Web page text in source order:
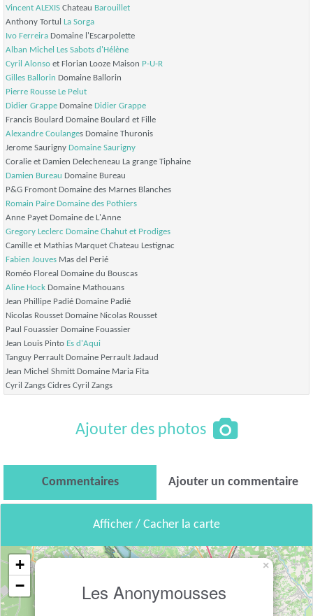
Vincent ALEXIS Chateau Barouillet
Anthony Tortul
La Sorga
Ivo Ferreira Domaine l'Escarpolette
Alban Michel
Les Sabots d'Hélène
Cyril Alonso et Florian Looze Maison P-U-R
Gilles Ballorin Domaine Ballorin
Pierre Rousse Le Pelut
Didier Grappe Domaine Didier Grappe
Francis Boulard Domaine Boulard et Fille
Alexandre Coulanges Domaine Thuronis
Jerome Saurigny Domaine Saurigny
Coralie et Damien Delecheneau La grange Tiphaine
Damien Bureau Domaine Bureau
P&G Fromont Domaine des Marnes Blanches
Romain Paire Domaine des Pothiers
Anne Payet Domaine de L'Anne
Gregory Leclerc Domaine Chahut et Prodiges
Camille et Mathias Marquet Chateau Lestignac
Fabien Jouves Mas del Perié
Roméo Floreal Domaine du Bouscas
Aline Hock Domaine Mathouans
Jean Phillipe Padié Domaine Padié
Nicolas Rousset Domaine Nicolas Rousset
Paul Fouassier Domaine Fouassier
Jean Louis Pinto Es d'Aqui
Tanguy Perrault Domaine Perrault Jadaud
Jean Michel Shmitt Domaine Maria Fita
Cyril Zangs Cidres Cyril Zangs
Ajouter des photos
Commentaires Ajouter un commentaire
Afficher / Cacher la carte
Les Anonymousses
×
+
−